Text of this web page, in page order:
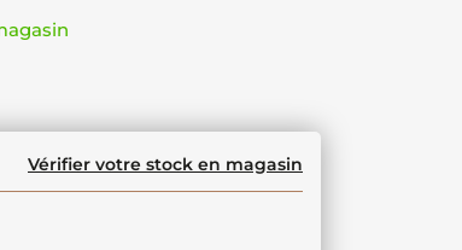
Vérifier votre stock en magasin